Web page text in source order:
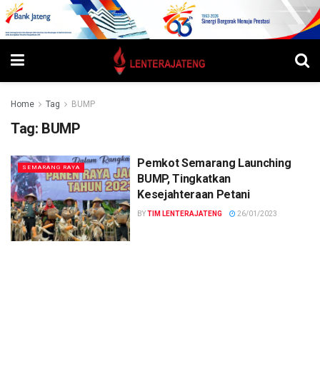
Home Tag BUMP
Tag: BUMP
SEMARANG RAYA
Pemkot Semarang Launching
BUMP, Tingkatkan
Kesejahteraan Petani
BYTIM LENTERAJATENG 26/01/2023